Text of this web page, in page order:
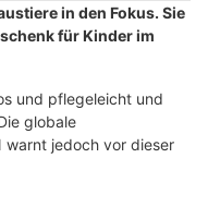
in den Fokus. Sie
für Kinder im
und pflegeleicht und
globale
warnt jedoch vor dieser